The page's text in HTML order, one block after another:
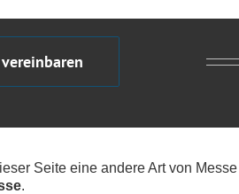
Seite eine andere Art von Messe
.